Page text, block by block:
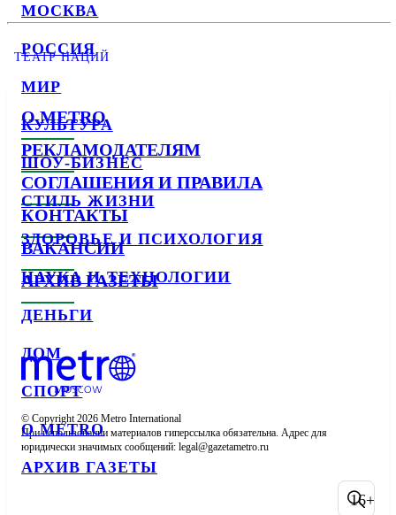
МОСКВА
РОССИЯ
МИР
КУЛЬТУРА
ШОУ-БИЗНЕС
СТИЛЬ ЖИЗНИ
ЗДОРОВЬЕ И ПСИХОЛОГИЯ
НАУКА И ТЕХНОЛОГИИ
ДЕНЬГИ
ДОМ
СПОРТ
О METRO
АРХИВ ГАЗЕТЫ
ТЕАТР НАЦИЙ
О METRO
РЕКЛАМОДАТЕЛЯМ
СОГЛАШЕНИЯ И ПРАВИЛА
КОНТАКТЫ
ВАКАНСИИ
АРХИВ ГАЗЕТЫ
© Copyright 2026 Metro International
При использовании материалов гиперссылка обязательна. Адрес для
юридически значимых сообщений:
16+